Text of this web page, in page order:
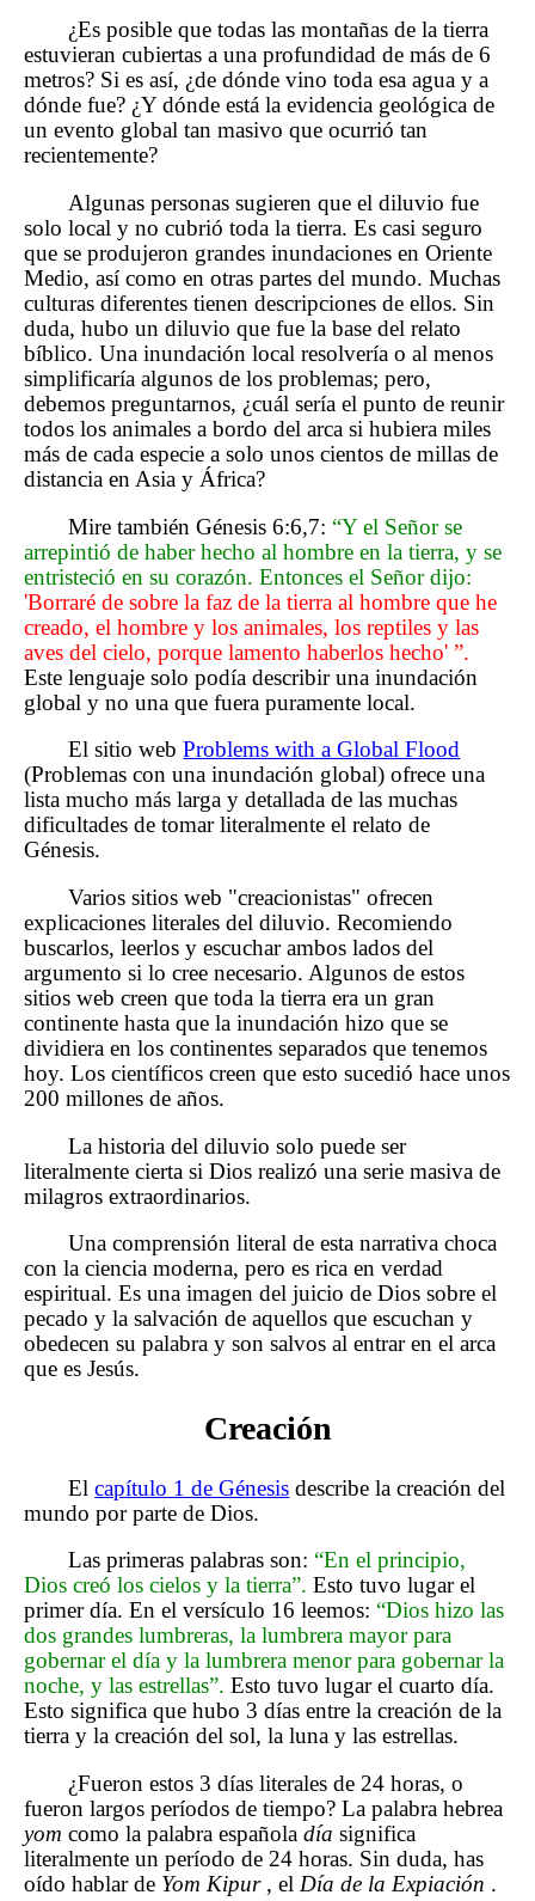
¿Es posible que todas las montañas de la tierra
estuvieran cubiertas a una profundidad de más de 6
metros? Si es así, ¿de dónde vino toda esa agua y a
dónde fue? ¿Y dónde está la evidencia geológica de
un evento global tan masivo que ocurrió tan
recientemente?
Algunas personas sugieren que el diluvio fue
solo local y no cubrió toda la tierra. Es casi seguro
que se produjeron grandes inundaciones en Oriente
Medio, así como en otras partes del mundo. Muchas
culturas diferentes tienen descripciones de ellos. Sin
duda, hubo un diluvio que fue la base del relato
bíblico. Una inundación local resolvería o al menos
simplificaría algunos de los problemas; pero,
debemos preguntarnos, ¿cuál sería el punto de reunir
todos los animales a bordo del arca si hubiera miles
más de cada especie a solo unos cientos de millas de
distancia en Asia y África?
Mire también Génesis 6:6,7: “Y el Señor se
arrepintió de haber hecho al hombre en la tierra, y se
entristeció en su corazón. Entonces el Señor dijo:
'Borraré de sobre la faz de la tierra al hombre que he
creado, el hombre y los animales, los reptiles y las
aves del cielo, porque lamento haberlos hecho' ”.
Este lenguaje solo podía describir una inundación
global y no una que fuera puramente local.
El sitio webProblems with a Global Flood
(Problemas con una inundación global) ofrece una
lista mucho más larga y detallada de las muchas
dificultades de tomar literalmente el relato de
Génesis.
Varios sitios web "creacionistas" ofrecen
explicaciones literales del diluvio. Recomiendo
buscarlos, leerlos y escuchar ambos lados del
argumento si lo cree necesario. Algunos de estos
sitios web creen que toda la tierra era un gran
continente hasta que la inundación hizo que se
dividiera en los continentes separados que tenemos
hoy. Los científicos creen que esto sucedió hace unos
200 millones de años.
La historia del diluvio solo puede ser
literalmente cierta si Dios realizó una serie masiva de
milagros extraordinarios.
Una comprensión literal de esta narrativa choca
con la ciencia moderna, pero es rica en verdad
espiritual. Es una imagen del juicio de Dios sobre el
pecado y la salvación de aquellos que escuchan y
obedecen su palabra y son salvos al entrar en el arca
que es Jesús.
Creación
Elcapítulo 1 de Génesis describe la creación del
mundo por parte de Dios.
Las primeras palabras son: “En el principio,
Dios creó los cielos y la tierra”. Esto tuvo lugar el
primer día. En el versículo 16 leemos: “Dios hizo las
dos grandes lumbreras, la lumbrera mayor para
gobernar el día y la lumbrera menor para gobernar la
noche, y las estrellas”. Esto tuvo lugar el cuarto día.
Esto significa que hubo 3 días entre la creación de la
tierra y la creación del sol, la luna y las estrellas.
¿Fueron estos 3 días literales de 24 horas, o
fueron largos períodos de tiempo? La palabra hebrea
yom como la palabra española día significa
literalmente un período de 24 horas. Sin duda, has
oído hablar de Yom Kipur, el Día de la Expiación .